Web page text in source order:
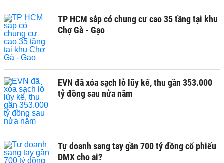
TP HCM sắp có chung cư cao 35 tầng tại khu
Chợ Gà - Gạo
EVN đã xóa sạch lỗ lũy kế, thu gần 353.000
tỷ đồng sau nửa năm
Tự doanh sang tay gần 700 tỷ đồng cổ phiếu
DMX cho ai?